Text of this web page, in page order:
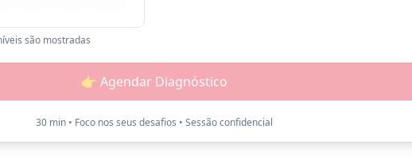
são mostradas
👉 Agendar Diagnóstico
30 min • Foco nos seus desafios • Sessão confidencial